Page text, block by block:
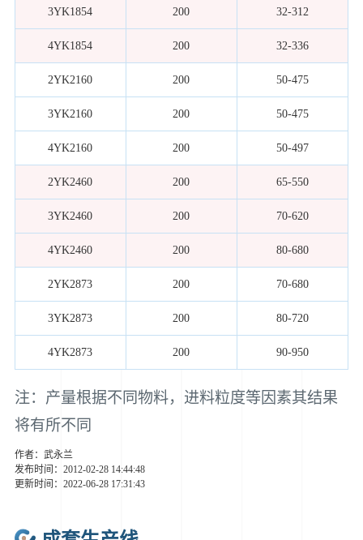
3YK1854 200 32-312
4YK1854 200 32-336
2YK2160 200 50-475
3YK2160 200 50-475
4YK2160 200 50-497
2YK2460 200 65-550
3YK2460 200 70-620
4YK2460 200 80-680
2YK2873 200 70-680
3YK2873 200 80-720
4YK2873 200 90-950
注：产量根据不同物料，进料粒度等因素其结果
将有所不同
作者：武永兰
发布时间：2012-02-28 14:44:48
更新时间：2022-06-28 17:31:43